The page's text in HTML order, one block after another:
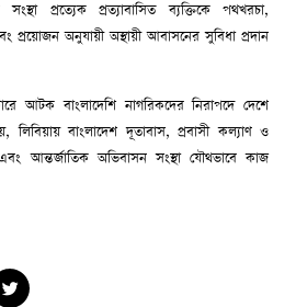
প্রত্যেক প্রত্যাবাসিত ব্যক্তিকে পথখরচা,
প্রয়োজন অনুযায়ী অস্থায়ী আবাসনের সুবিধা প্রদান
আটক বাংলাদেশি নাগরিকদের নিরাপদে দেশে
লিবিয়ায় বাংলাদেশ দূতাবাস, প্রবাসী কল্যাণ ও
এবং আন্তর্জাতিক অভিবাসন সংস্থা যৌথভাবে কাজ